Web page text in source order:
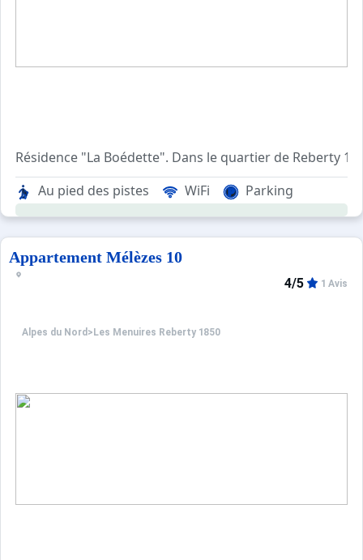
Résidence "La Boédette". Dans le quartier de Reberty
Au pied des pistes
WiFi Parking
Appartement Mélèzes 10
Alpes du Nord > Les Menuires Reberty 1850
4/5 1 Avis